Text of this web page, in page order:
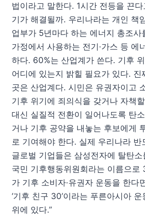
법이라고 말한다. 1시간 전등을 끈
기가 해결될까. 우리나라는 개인 책
업부가 5년마다 하는 에너지 총조
가정에서 사용하는 전기·가스 등 에
하다. 60%는 산업계가 쓴다. 기후
어디에 있는지 밝힐 필요가 있다. 진
곳은 산업계다. 시민은 유권자이고
기후 위기에 죄의식을 갖거나 자책
대신 실질적 전환이 일어나도록 탄
거나 기후 공약을 내놓는 후보에게
로 기여해야 한다. 실제 우리나라 반
글로벌 기업들은 삼성전자에 탈탄
국민 기후행동위원회라는 이름으로
가 기후 소비자·유권자 운동을 한다
‘기후 친구 30’이라는 푸른아시아
위에 있다.”